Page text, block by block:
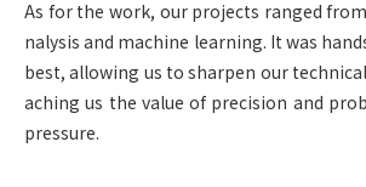
As for the work, our projects ranged
nalysis and machine learning. It was
best, allowing us to sharpen our
aching us the value of precision and
pressure.